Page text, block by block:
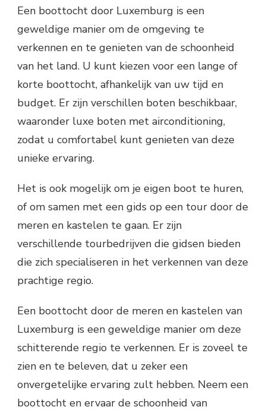
Een boottocht door Luxemburg is een
geweldige manier om de omgeving te
verkennen en te genieten van de schoonheid
van het land. U kunt kiezen voor een lange of
korte boottocht, afhankelijk van uw tijd en
budget. Er zijn verschillen boten beschikbaar,
waaronder luxe boten met airconditioning,
zodat u comfortabel kunt genieten van deze
unieke ervaring.
Het is ook mogelijk om je eigen boot te huren,
of om samen met een gids op een tour door de
meren en kastelen te gaan. Er zijn
verschillende tourbedrijven die gidsen bieden
die zich specialiseren in het verkennen van deze
prachtige regio.
Een boottocht door de meren en kastelen van
Luxemburg is een geweldige manier om deze
schitterende regio te verkennen. Er is zoveel te
zien en te beleven, dat u zeker een
onvergetelijke ervaring zult hebben. Neem een
boottocht en ervaar de schoonheid van